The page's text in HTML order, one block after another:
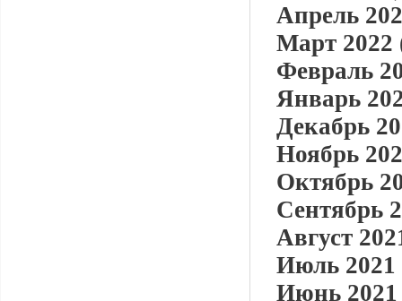
Апрель
Март 2022
Февраль
Январь
Декабрь
Ноябрь
Октябрь
Сентябрь
Август
Июль 2021
Июнь 2021